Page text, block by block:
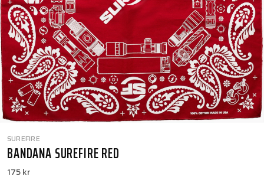
SUREFIRE
BANDANA SUREFIRE RED
175 kr